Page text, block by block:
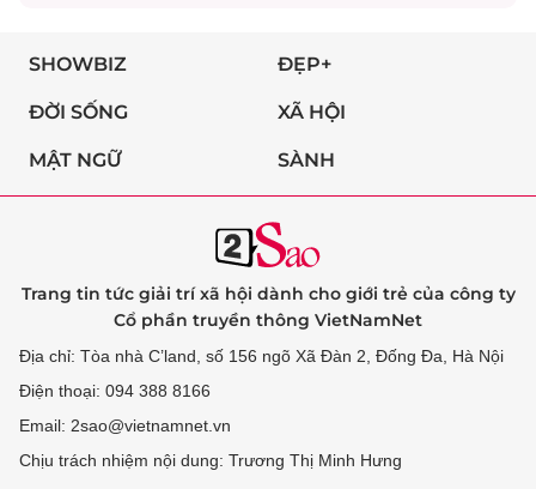
SHOWBIZ ĐẸP+
ĐỜI SỐNG XÃ HỘI
MẬT NGỮ SÀNH
Trang tin tức giải trí xã hội dành cho giới trẻ của công ty
Cổ phần truyền thông VietNamNet
Địa chỉ: Tòa nhà C’land, số 156 ngõ Xã Đàn 2, Đống Đa, Hà Nội
Điện thoại: 094 388 8166
Email: 2sao@vietnamnet.vn
Chịu trách nhiệm nội dung: Trương Thị Minh Hưng